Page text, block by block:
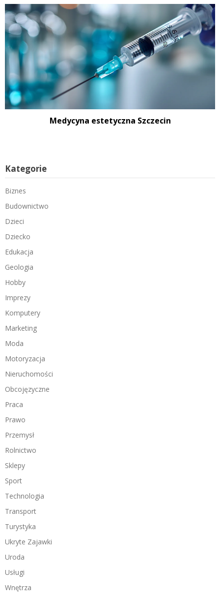
Medycyna estetyczna Szczecin
Kategorie
Biznes
Budownictwo
Dzieci
Dziecko
Edukacja
Geologia
Hobby
Imprezy
Komputery
Marketing
Moda
Motoryzacja
Nieruchomości
Obcojęzyczne
Praca
Prawo
Przemysł
Rolnictwo
Sklepy
Sport
Technologia
Transport
Turystyka
Ukryte Zajawki
Uroda
Usługi
Wnętrza